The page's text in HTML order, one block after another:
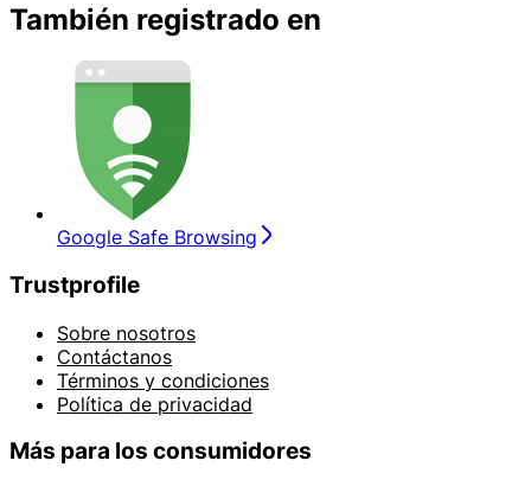
También registrado en
Google Safe Browsing
Trustprofile
Sobre nosotros
Contáctanos
Términos y condiciones
Política de privacidad
Más para los consumidores